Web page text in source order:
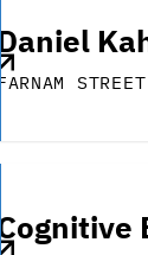
Daniel
FARNAM STREET
Cognitive